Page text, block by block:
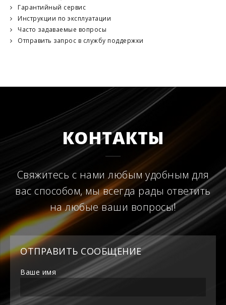
Гарантийный сервис
Инструкции по эксплуатации
Часто задаваемые вопросы
Отправить запрос в службу поддержки
КОНТАКТЫ
Свяжитесь с нами любым удобным для
вас способом, мы всегда рады ответить
на любые ваши вопросы!
ОТПРАВИТЬ СООБЩЕНИЕ
Ваше имя